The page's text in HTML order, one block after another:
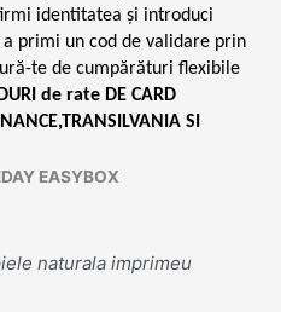
identitatea și introduci
primi un cod de validare prin
te de cumpărături flexibile
de rate DE CARD
SI
EASYBOX
naturala imprimeu